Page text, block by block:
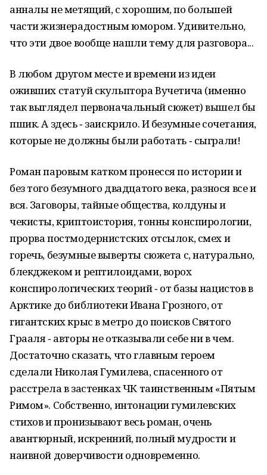
анналы не метящий, с хорошим, по большей
части жизнерадостным юмором. Удивительно,
что эти двое вообще нашли тему для разговора...
В любом другом месте и времени из идеи
оживших статуй скульптора Вучетича (именно
так выглядел первоначальный сюжет) вышел бы
пшик. А здесь ‑ заискрило. И безумные сочетания,
которые не должны были работать ‑ сыграли!
Роман паровым катком пронесся по истории и
без того безумного двадцатого века, разнося все и
вся. Заговоры, тайные общества, колдуны и
чекисты, криптоистория, тонны конспирологии,
прорва постмодернистских отсылок, смех и
горечь, безумные выверты сюжета с, натурально,
блекджеком и рептилоидами, ворох
конспирологических теорий ‑ от базы нацистов в
Арктике до библиотеки Ивана Грозного, от
гигантских крыс в метро до поисков Святого
Грааля ‑ авторы не отказывали себе ни в чем.
Достаточно сказать, что главным героем
сделали Николая Гумилева, спасенного от
расстрела в застенках ЧК таинственным «Пятым
Римом». Собственно, интонации гумилевских
стихов и пронизывают весь роман, очень
авантюрный, искренний, полный мудрости и
наивной доверчивости одновременно.